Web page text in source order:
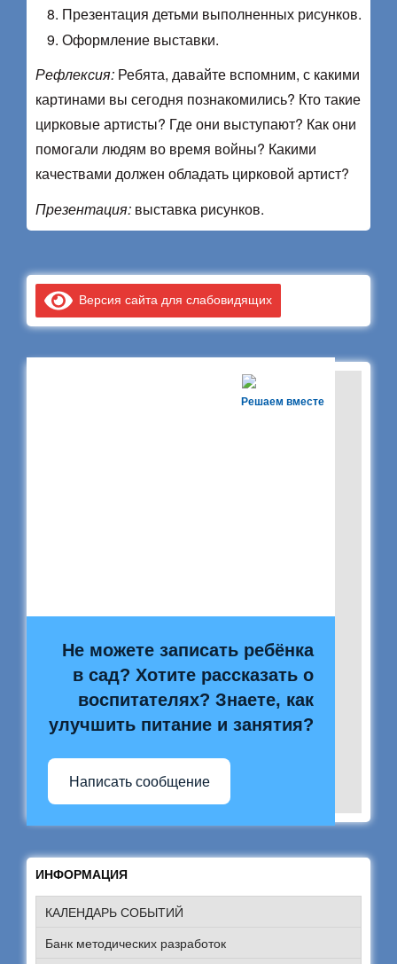
Презентация детьми выполненных рисунков.
Оформление выставки.
Рефлексия: Ребята, давайте вспомним, с какими
картинами вы сегодня познакомились? Кто такие
цирковые артисты? Где они выступают? Как они
помогали людям во время войны? Какими
качествами должен обладать цирковой артист?
Презентация: выставка рисунков.
Версия сайта для слабовидящих
Решаем вместе
Не можете записать ребёнка
в сад? Хотите рассказать о
воспитателях? Знаете, как
улучшить питание и занятия?
Написать сообщение
ИНФОРМАЦИЯ
КАЛЕНДАРЬ СОБЫТИЙ
Банк методических разработок